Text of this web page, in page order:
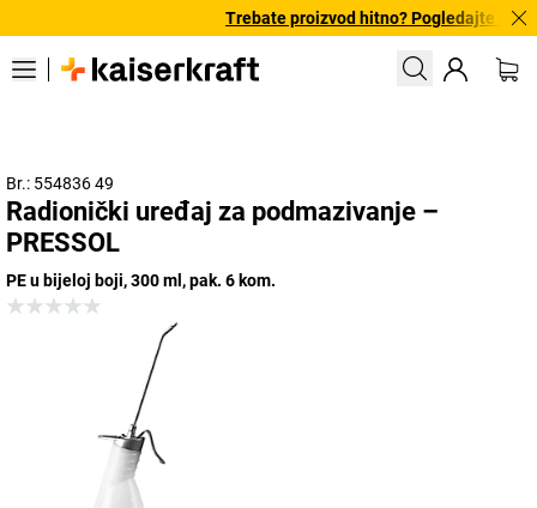
Trebate proizvod hitno? Pogledajte našu
Br.: 554836 49
Radionički uređaj za podmazivanje –
PRESSOL
PE u bijeloj boji, 300 ml, pak. 6 kom.